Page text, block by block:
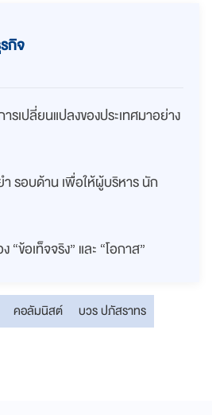
กิจ
เปลี่ยนแปลงของประเทศมาอย่าง
รอบด้าน เพื่อให้ผู้บริหาร นัก
ข้อเท็จจริง” และ “โอกาส”
คอลัมนิสต์
บวร ปภัสราทร